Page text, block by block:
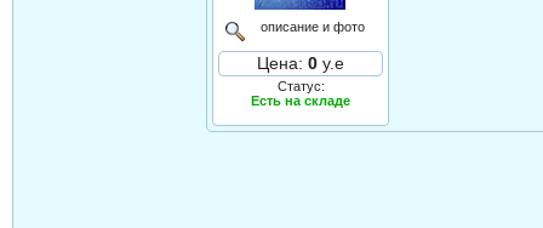
описание и фото
Цена: 0 у.е
Статус:
Есть на складе